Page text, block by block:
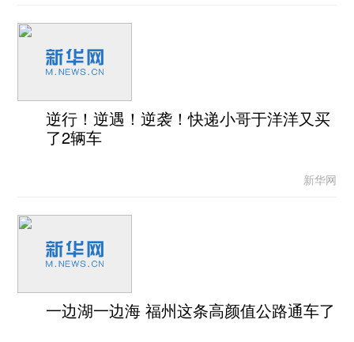
逆行！逆遇！逆袭！快递小哥于洋洋又买
了2辆车
新华网
一边湖一边海 福州这条高颜值公路通车了